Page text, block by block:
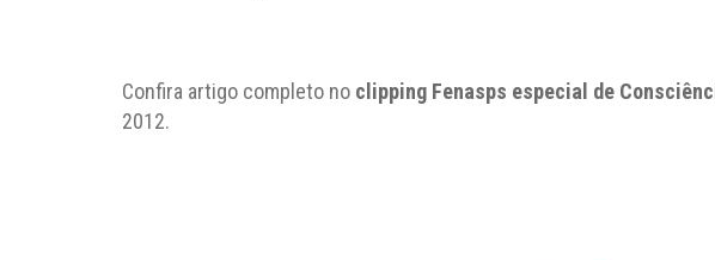
Confira artigo completo no clipping Fenasps especial de
2012.